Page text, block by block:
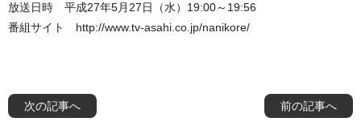
放送日時 平成27年5月27日（水）19:00～19:56
番組サイト http://www.tv-asahi.co.jp/nanikore/
前の記事へ
次の記事へ